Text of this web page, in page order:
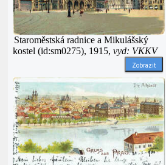
Staroměstská radnice a Mikulášský
kostel (id:sm0275), 1915, vyd: VKKV
Zobrazit